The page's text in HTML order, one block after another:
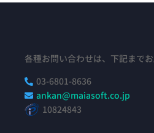
各種お問い合わせは、下記までお
 03-6801-8636
 ankan@maiasoft.co.jp
10824843